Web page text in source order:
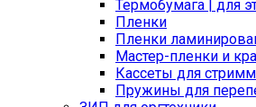
Термобумага | для
Пленки
Пленки
Мастер-пленки и
Кассеты для
Пружины для